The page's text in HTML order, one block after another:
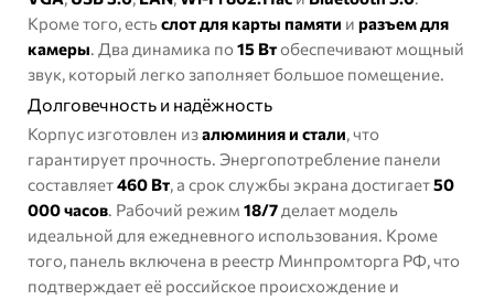
Кроме того, есть слот для карты памяти и разъем для
камеры. Два динамика по15 Втобеспечивают мощный
звук, который легко заполняет большое помещение.
Долговечность и надёжность
Корпус изготовлен изалюминия и стали, что
гарантирует прочность. Энергопотребление панели
составляет460 Вт, а срок службы экрана достигает50
000 часов. Рабочий режим 18/7 делает модель
идеальной для ежедневного использования. Кроме
того, панель включена в реестр Минпромторга РФ, что
подтверждает её российское происхождение и